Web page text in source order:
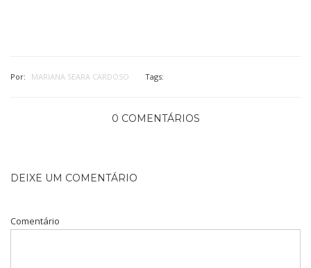
Por: MARIANA SEARA CARDOSO Tags:
0 COMENTÁRIOS
DEIXE UM COMENTÁRIO
Comentário